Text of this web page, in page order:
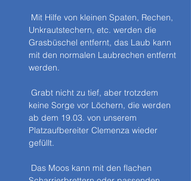
Unkrautstechern, etc. werden die
Grasbüschel entfernt, das Laub kann
mit den normalen Laubrechen entfernt
werden.
keine Sorge vor Löchern, die werden
ab dem 19.03. von unserem
Platzaufbereiter Clemenza wieder
gefüllt.